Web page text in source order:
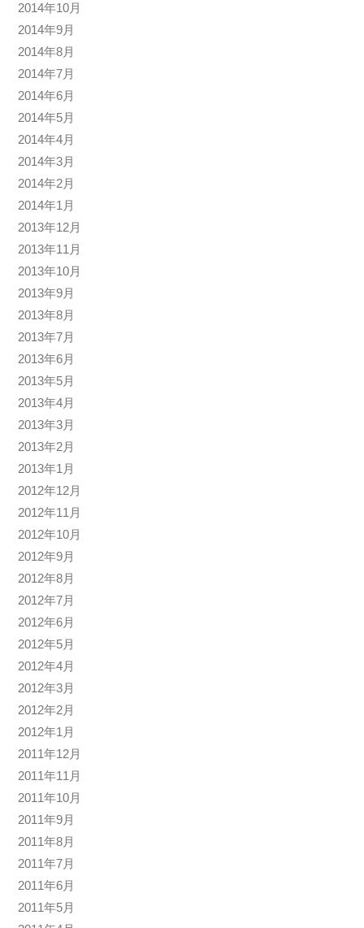
2014年10月
2014年9月
2014年8月
2014年7月
2014年6月
2014年5月
2014年4月
2014年3月
2014年2月
2014年1月
2013年12月
2013年11月
2013年10月
2013年9月
2013年8月
2013年7月
2013年6月
2013年5月
2013年4月
2013年3月
2013年2月
2013年1月
2012年12月
2012年11月
2012年10月
2012年9月
2012年8月
2012年7月
2012年6月
2012年5月
2012年4月
2012年3月
2012年2月
2012年1月
2011年12月
2011年11月
2011年10月
2011年9月
2011年8月
2011年7月
2011年6月
2011年5月